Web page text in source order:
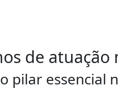
de atuação
pilar essencial